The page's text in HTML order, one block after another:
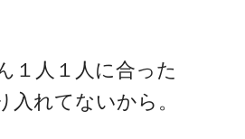
１人１人に合った
入れてないから。